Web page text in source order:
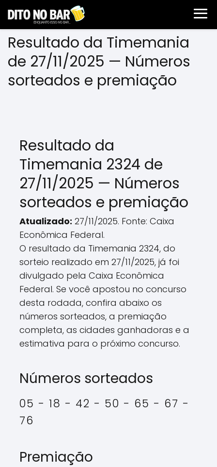
Resultado da Timemania
de 27/11/2025 — Números
sorteados e premiação
Resultado da
Timemania 2324 de
27/11/2025 — Números
sorteados e premiação
Atualizado: 27/11/2025. Fonte: Caixa
Econômica Federal.
O resultado da Timemania 2324, do
sorteio realizado em 27/11/2025, já foi
divulgado pela Caixa Econômica
Federal. Se você apostou no concurso
desta rodada, confira abaixo os
números sorteados, a premiação
completa, as cidades ganhadoras e a
estimativa para o próximo concurso.
Números sorteados
05 - 18 - 42 - 50 - 65 - 67 -
76
Premiação